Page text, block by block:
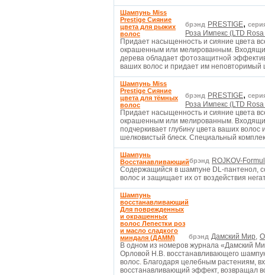
Шампунь Miss
Prestige Сияние
цвета для рыжих
волос
брэнд PRESTIGE,
Роза Импекс (LTD
Придает насыщенность и сияние цвета
окрашенным или мелированным. Входящий
дерева обладает фотозащитной
ваших волос и придает им
Шампунь Miss
Prestige Сияние
цвета для тёмных
волос
брэнд PRESTIGE,
Роза Импекс (LTD
Придает насыщенность и сияние цвета
окрашенным или мелированным. Входящий
подчеркивает глубину цвета ваших
шелковистый блеск. Специальный
Шампунь
Восстанавливающийбрэнд ROJKOV-
Содержащийся в шампуне DL-пантенол,
волос и защищает их от воздействия
Шампунь
восстанавливающий
Для поврежденных
и окрашенных
волос Лепестки роз
и масло сладкого
миндаля (ДАММ)
брэнд Дамский Мир,
В одном из номеров журнала «Дамский
Орловой Н.В. восстанавливающего
волос. Благодаря целебным растениям,
восстанавливающий эффект, возвращал